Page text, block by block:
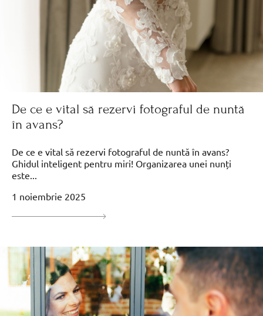
De ce e vital să rezervi fotograful de nuntă
în avans?
De ce e vital să rezervi fotograful de nuntă în avans?
Ghidul inteligent pentru miri! Organizarea unei nunți
este...
1 noiembrie 2025